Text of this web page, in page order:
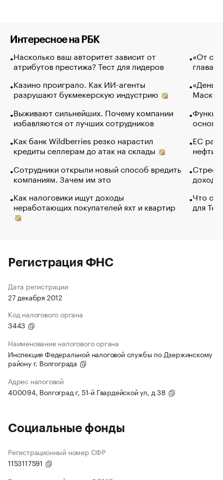
Интересное на РБК
Насколько ваш авторитет зависит от
атрибутов престижа? Тест для лидеров
Казино проиграло. Как ИИ-агенты
разрушают букмекерскую индустрию
Выживают сильнейших. Почему компании
избавляются от лучших сотрудников
Как банк Wildberries резко нарастил
кредиты селлерам до атак на склады
Сотрудники открыли новый способ вредить
компаниям. Зачем им это
Как налоговики ищут доходы
неработающих покупателей яхт и квартир
«От
глава
Маск в
основ
ЕС
нефти
Что
для
Регистрация ФНС
Дата регистрации
27 декабря 2012
Код налогового органа
3443
Наименование налогового органа
Инспекция Федеральной налоговой службы по Дзержинскому
району г. Волгограда
Адрес налоговой
400094, Волгоград г, 51-й Гвардейской ул, д 38
Социальные фонды
Регистрационный номер СФР
1153117591